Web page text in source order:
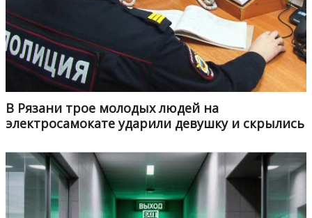
В Рязани трое молодых людей на
электросамокате ударили девушку и скрылись